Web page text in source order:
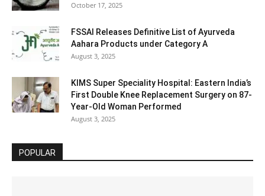
October 17, 2025
FSSAI Releases Definitive List of Ayurveda
Aahara Products under Category A
August 3, 2025
KIMS Super Speciality Hospital: Eastern India’s
First Double Knee Replacement Surgery on 87-
Year-Old Woman Performed
August 3, 2025
POPULAR